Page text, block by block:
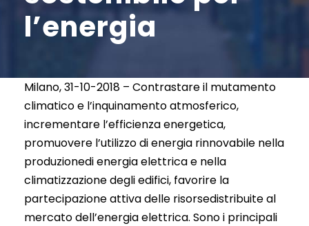
l’energia
Milano, 31-10-2018 – Contrastare il mutamento
climatico e l’inquinamento atmosferico,
incrementare l’efficienza energetica,
promuovere l’utilizzo di energia rinnovabile nella
produzionedi energia elettrica e nella
climatizzazione degli edifici, favorire la
partecipazione attiva delle risorsedistribuite al
mercato dell’energia elettrica. Sono i principali